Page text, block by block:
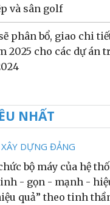
và sân golf
phân bổ, giao chi
2025 cho các dự án
NHẤT
DỰNG ĐẢNG
bộ máy của hệ
- gọn - mạnh -
quả” theo tinh